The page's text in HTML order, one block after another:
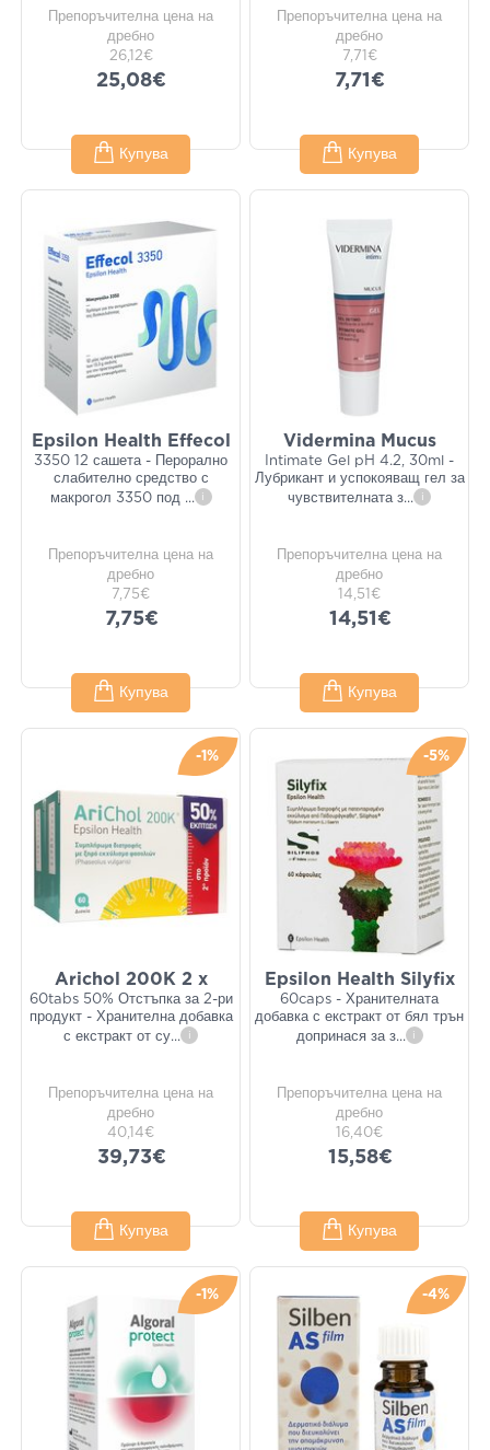
Препоръчителна цена на
дребно
26,12€
25,08€
Купува
Препоръчителна цена на
дребно
7,71€
7,71€
Купува
Epsilon Health Effecol
3350 12 сашета - Перорално
слабително средство с
макрогол 3350 под ... i
Препоръчителна цена на
дребно
7,75€
7,75€
Купува
Vidermina Mucus
Intimate Gel pH 4.2, 30ml -
Лубрикант и успокояващ гел за
чувствителната з... i
Препоръчителна цена на
дребно
14,51€
14,51€
Купува
-1%
Arichol 200K 2 x
60tabs 50% Отстъпка за 2-ри
продукт - Хранителна добавка
с екстракт от су... i
Препоръчителна цена на
дребно
40,14€
39,73€
Купува
-5%
Epsilon Health Silyfix
60caps - Хранителната
добавка с екстракт от бял трън
допринася за з... i
Препоръчителна цена на
дребно
16,40€
15,58€
Купува
-1% -4%